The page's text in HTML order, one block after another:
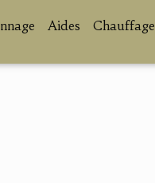
Aides Chauffage